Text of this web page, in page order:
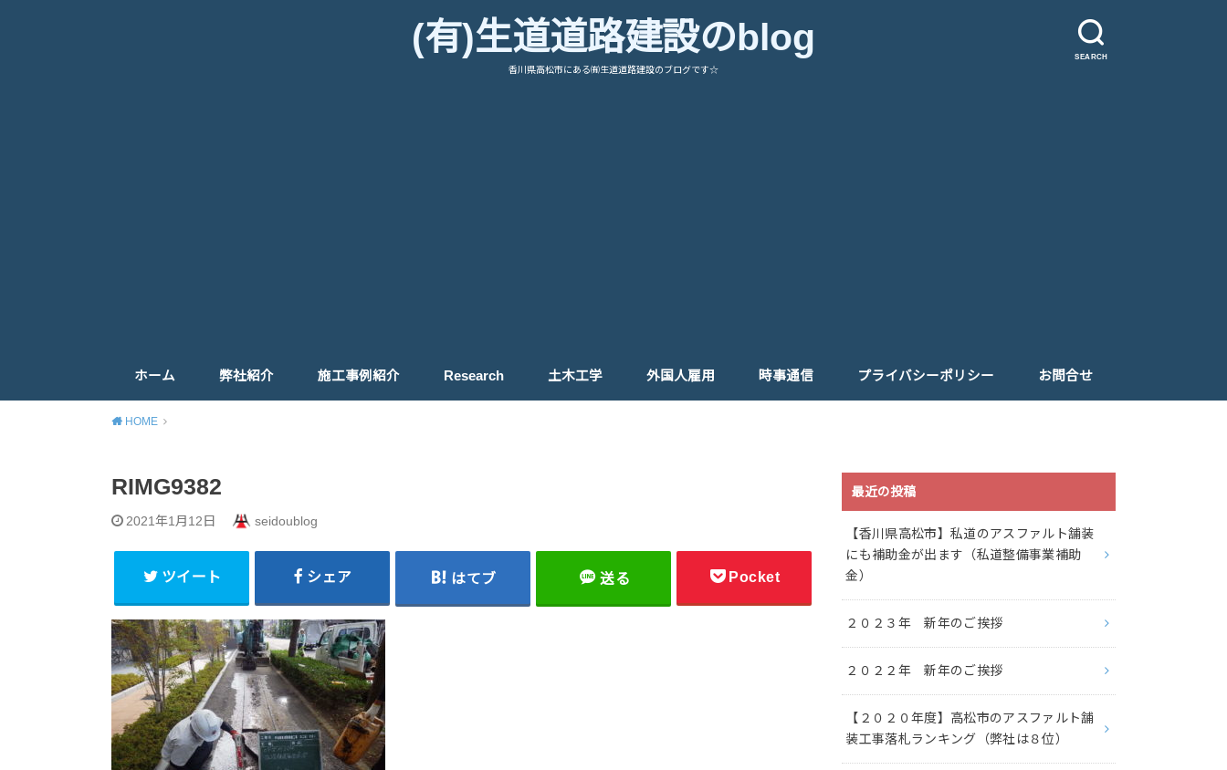
SEARCH
(有)生道道路建設のblog
香川県高松市にある㈲生道道路建設のブログです☆
ホーム 弊社紹介 施工事例紹介 Research 土木工学 外国人雇用 時事通信 プライバシーポリシー お問合せ
HOME
RIMG9382
2021年1月12日 seidoublog
ツイート シェア はてブ 送る Pocket
最近の投稿
【香川県高松市】私道のアスファルト舗装
にも補助金が出ます（私道整備事業補助
金）
２０２３年 新年のご挨拶
２０２２年 新年のご挨拶
【２０２０年度】高松市のアスファルト舗
装工事落札ランキング（弊社は８位）